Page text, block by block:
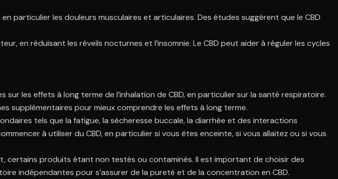
particulier les douleurs musculaires et articulaires. Des études suggèrent que le CBD
en réduisant les réveils nocturnes et l’insomnie. Le CBD peut aider à réguler les cycles
sur les effets à long terme de l’inhalation de CBD, en particulier sur la santé respiratoire.
supplémentaires pour mieux comprendre les effets à long terme.
tels que la fatigue, la sécheresse buccale, la diarrhée et des interactions
à utiliser du CBD, en particulier si vous êtes enceinte, si vous allaitez ou si vous
certains produits étant non testés ou contaminés. Il est important de choisir des
indépendantes pour s’assurer de la pureté et de la concentration en CBD.